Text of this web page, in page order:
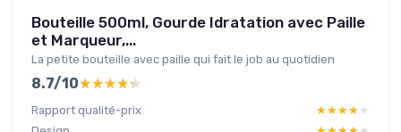
Bouteille 500ml, Gourde Idratation avec Paille
et Marqueur,...
La petite bouteille avec paille qui fait le job au quotidien
8.7/10★★★★★
★★★★★
Rapport qualité-prix ★★★★★
★★★★★